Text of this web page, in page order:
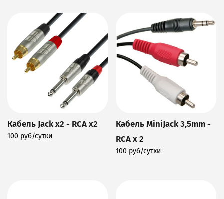
Кабель Jack x2 - RCA x2
100 руб/сутки
Кабель MiniJack 3,5mm -
RCA x 2
100 руб/сутки